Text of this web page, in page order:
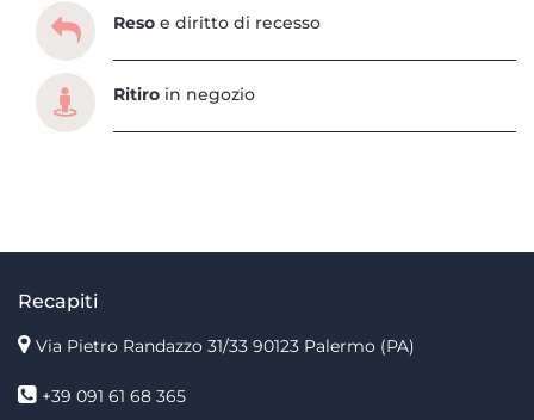
Reso e diritto di recesso
Ritiro in negozio
Recapiti
Via Pietro Randazzo 31/33 90123 Palermo (PA)
+39 091 61 68 365